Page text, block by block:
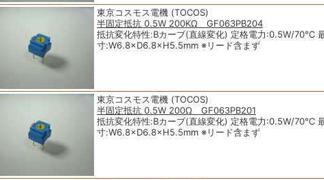
東京コスモス電機 (TOCOS)
半固定抵抗 0.5W 200KΩ GF063PB204
抵抗変化特性:Bカーブ(直線変化) 定格電力:0.5W/70℃
寸:W6.8×D6.8×H5.5mm ※リード含まず
東京コスモス電機 (TOCOS)
半固定抵抗 0.5W 200Ω GF063PB201
抵抗変化特性:Bカーブ(直線変化) 定格電力:0.5W/70℃
寸:W6.8×D6.8×H5.5mm ※リード含まず